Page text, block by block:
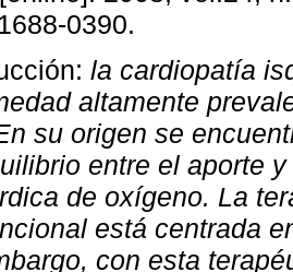
0390.
la cardiopatía
altamente
su origen se
entre el aporte
de oxígeno. La
está centrada
con esta